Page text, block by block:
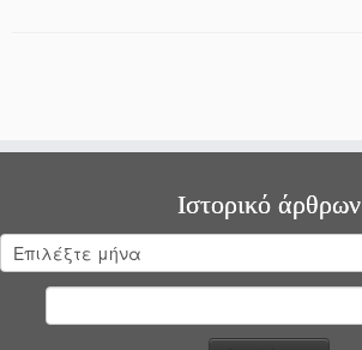
Ιστορικό άρθρων
Ιστορικό
άρθρων